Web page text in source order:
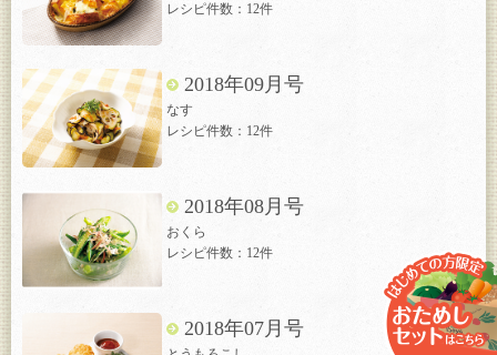
レシピ件数：12件
2018年09月号
なす
レシピ件数：12件
2018年08月号
おくら
レシピ件数：12件
2018年07月号